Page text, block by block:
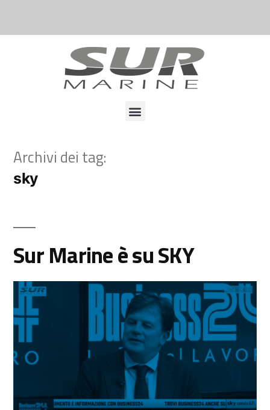
Archivi dei tag:
sky
Sur Marine è su SKY